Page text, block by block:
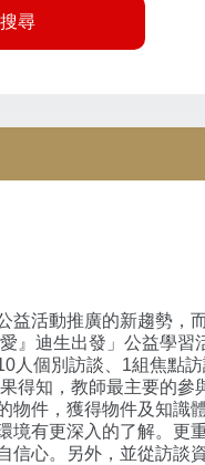
搜尋
活動推廣的新趨勢，
』迪生出發」公益學
個別訪談、1組焦點
知，教師最主要的
件，獲得物件及知識
有更深入的了解。更
心。另外，並從訪談